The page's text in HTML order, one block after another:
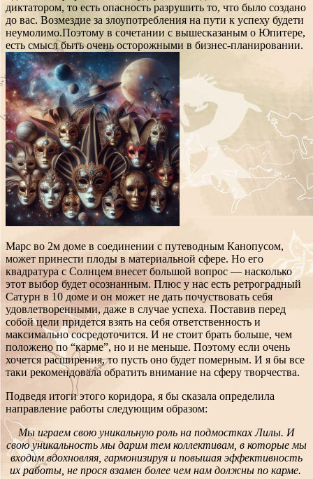
диктатором, то есть опасность разрушить то, что было создано
до вас. Возмездие за злоупотребления на пути к успеху будети
неумолимо.Поэтому в сочетании с вышесказаным о Юпитере,
есть смысл быть очень осторожными в бизнес-планировании.
Марс во 2м доме в соединении с путеводным Канопусом,
может принести плоды в материальной сфере. Но его
квадратура с Солнцем внесет большой вопрос — насколько
этот выбор будет осознанным. Плюс у нас есть ретроградный
Сатурн в 10 доме и он может не дать почуствовать себя
удовлетворенными, даже в случае успеха. Поставив перед
собой цели придется взять на себя ответственность и
максимально сосредоточится. И не стоит брать больше, чем
положено по “карме”, но и не меньше. Поэтому если очень
хочется расширения, то пусть оно будет померным. И я бы все
таки рекомендовала обратить внимание на сферу творчества.
Подведя итоги этого коридора, я бы сказала определила
направление работы следующим образом:
Мы играем свою уникальную роль на подмостках Лилы. И
свою уникальность мы дарим тем коллективам, в которые мы
входим вдохновляя, гармонизируя и повышая эффективность
их работы, не прося взамен более чем нам должны по карме.